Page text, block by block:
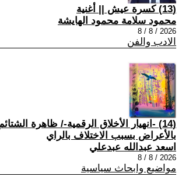
(13) كسرة عيش || أغنية
محمود سلامة محمود الهايشة
2026 / 8 / 8
الادب والفن
(14) -انهيار الأخلاق الرقمية-/ ظاهرة
بالأعراض بسبب الاختلاف بالراي
اسعد عبدالله عبدعلي
2026 / 8 / 8
مواضيع وابحاث سياسية